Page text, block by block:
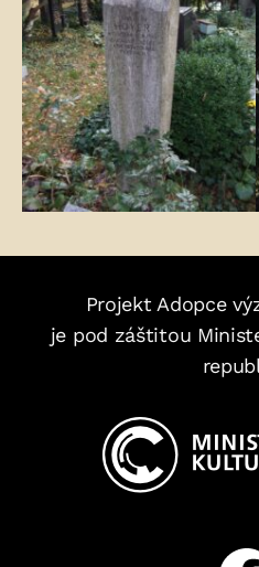
Projekt Adopce
je pod záštitou